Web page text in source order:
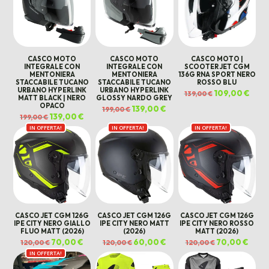
CASCO MOTO
INTEGRALE CON
MENTONIERA
STACCABILE TUCANO
URBANO HYPERLINK
MATT BLACK | NERO
OPACO
199,00€Il
prezzo
originale
era:
199,00 €.
139,00€
attuale
è:
139,00 €.
CASCO MOTO
INTEGRALE CON
MENTONIERA
STACCABILE TUCANO
URBANO HYPERLINK
GLOSSY NARDO GREY
199,00€Il
prezzo
era:
199,00 €.
139,00€
139,00 €.
CASCO MOTO |
SCOOTER JET CGM
136G RNA SPORT NERO
ROSSO BLU
139,00€ Il
prezzo
109,00€Il
IN OFFERTA!
CASCO JET CGM 126G
IPE CITY NERO GIALLO
FLUO MATT (2026)
120,00€Il
prezzo
originale
era:
120,00 €.
70,00€
prezzo
attuale
è:
70,00 €.
IN OFFERTA!
CASCO JET CGM 126G
IPE CITY NERO MATT
(2026)
120,00€ Il
prezzo
originale
era:
120,00 €.
60,00€Il
prezzo
attuale
è:
60,00 €.
IN OFFERTA!
CASCO JET CGM 126G
IPE CITY NERO ROSSO
MATT (2026)
120,00€ Il
prezzo
originale
era:
120,00 €.
70,00€Il
è:
IN OFFERTA!